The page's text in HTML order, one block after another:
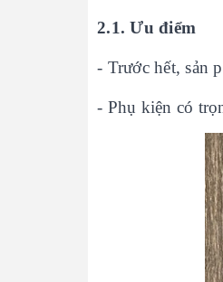
2.1. Ưu điểm
- Trước hết, sản
- Phụ kiện có